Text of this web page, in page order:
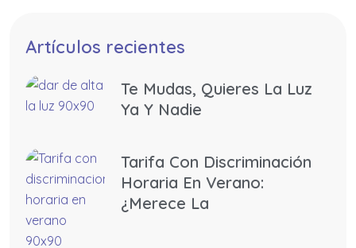
Artículos recientes
Te Mudas, Quieres La Luz
Ya Y Nadie
Tarifa Con Discriminación
Horaria En Verano:
¿merece La